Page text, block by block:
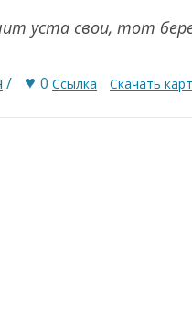
уста свои, тот
/ ♥ 0 Ссылка Скачать